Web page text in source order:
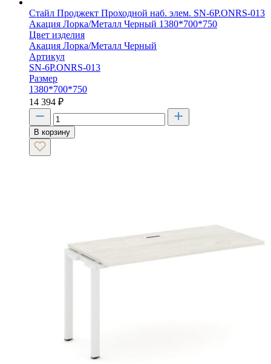
Стайл Проджект Проходной наб. элем. SN-6P.ONRS-013
Акация Лорка/Металл Черный 1380*700*750
Цвет изделия
Акация Лорка/Металл Черный
Артикул
SN-6P.ONRS-013
Размер
1380*700*750
14 394 ₽
В корзину